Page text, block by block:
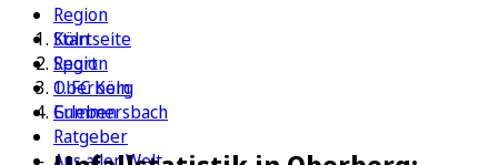
Region
Köln
Sport
1. FC Köln
Erleben
Ratgeber
Startseite
Region
Oberberg
Gummersbach